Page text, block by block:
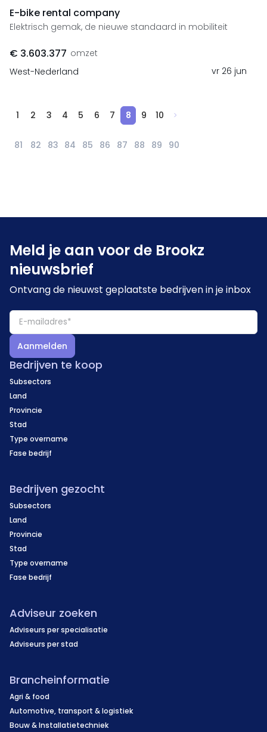
E-bike rental company
Elektrisch gemak, de nieuwe standaard in mobiliteit
€ 3.603.377 omzet
West-Nederland
vr 26 jun
1 2 3 4 5 6 7 8 9 10
81 82 83 84 85 86 87 88 89 90
Meld je aan voor de Brookz
nieuwsbrief
Ontvang de nieuwst geplaatste bedrijven in je inbox
Aanmelden
Bedrijven te koop
Subsectors
Land
Provincie
Stad
Type overname
Fase bedrijf
Bedrijven gezocht
Subsectors
Land
Provincie
Stad
Type overname
Fase bedrijf
Adviseur zoeken
Adviseurs per specialisatie
Adviseurs per stad
Brancheinformatie
Agri & food
Automotive, transport & logistiek
Bouw & Installatietechniek